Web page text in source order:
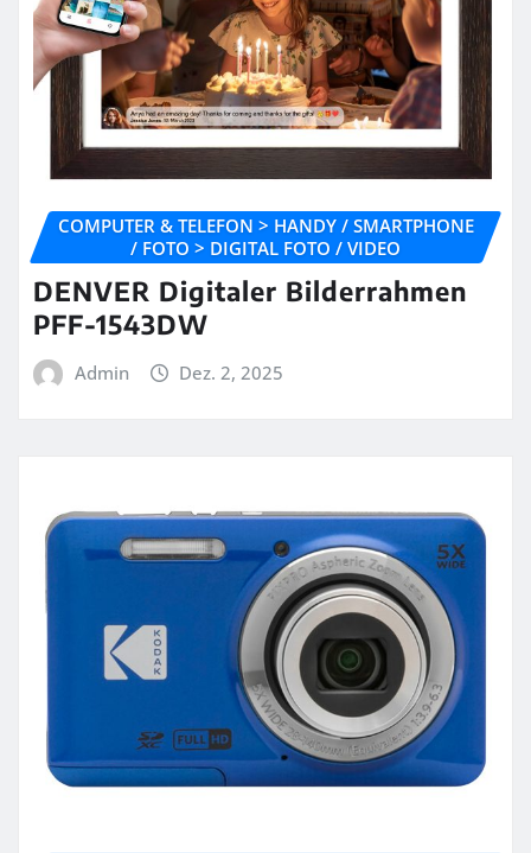
COMPUTER & TELEFON > HANDY / SMARTPHONE
/ FOTO > DIGITAL FOTO / VIDEO
DENVER Digitaler Bilderrahmen
PFF-1543DW
Admin Dez. 2, 2025